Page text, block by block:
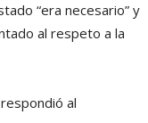
“era necesario” y
al respeto a la
al